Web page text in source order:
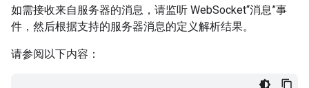
如需接收来自服务器的消息，请监听 WebSocket“消息”事
件，然后根据支持的服务器消息的定义解析结果。
请参阅以下内容：